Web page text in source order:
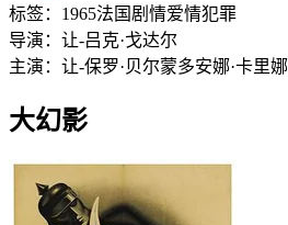
标签： 1965法国 剧情爱情犯罪
导演： 让-吕克·戈达尔
主演： 让-保罗·贝尔蒙多安娜·卡里娜
大幻影